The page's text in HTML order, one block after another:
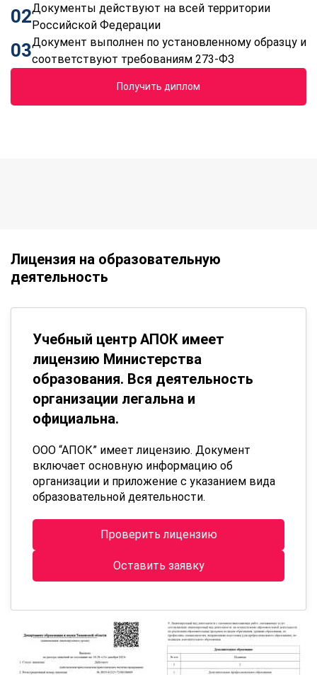
02Документы действуют на всей территории
Российской Федерации
03Документ выполнен по установленному образцу и
соответствуют требованиям 273-ФЗ
Получить диплом
Лицензия на образовательную
деятельность
Учебный центр АПОК имеет
лицензию Министерства
образования. Вся деятельность
организации легальна и
официальна.
ООО “АПОК” имеет лицензию. Документ
включает основную информацию об
организации и приложение с указанием вида
образовательной деятельности.
Проверить лицензию
Оставить заявку